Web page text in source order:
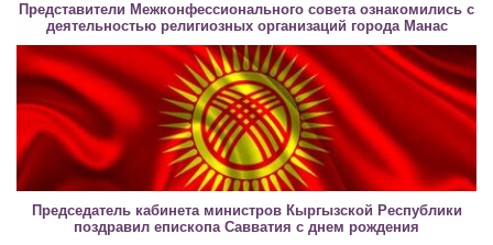
Представители Межконфессионального совета ознакомились с
деятельностью религиозных организаций города Манас
Председатель кабинета министров Кыргызской Республики
поздравил епископа Савватия с днем рождения